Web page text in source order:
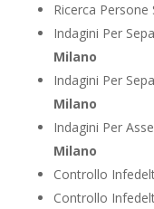
Ricerca Persone
Indagini Per
Milano
Indagini Per
Milano
Indagini Per
Milano
Controllo
Controllo